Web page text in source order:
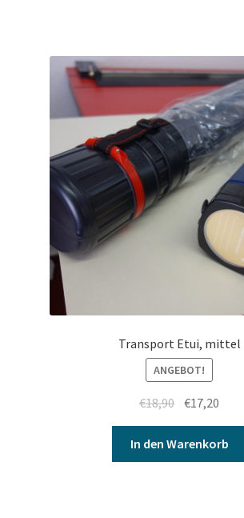
Transport Etui, mittel
ANGEBOT!
€18,90 €17,20
In den Warenkorb